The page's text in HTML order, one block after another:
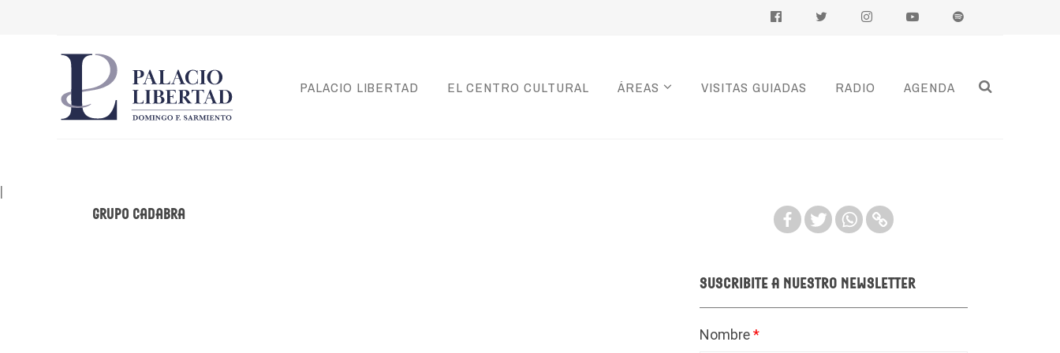
PALACIO LIBERTAD EL CENTRO CULTURAL ÁREAS VISITAS GUIADAS RADIO AGENDA
|
Grupo Cadabra
Suscribite a nuestro newsletter
Nombre